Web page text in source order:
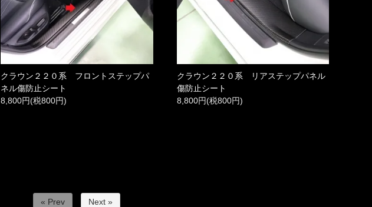
クラウン２２０系 フロントステップパ
ネル傷防止シート
8,800円(税800円)
クラウン２２０系 リアステップパネル
傷防止シート
8,800円(税800円)
« Prev Next »